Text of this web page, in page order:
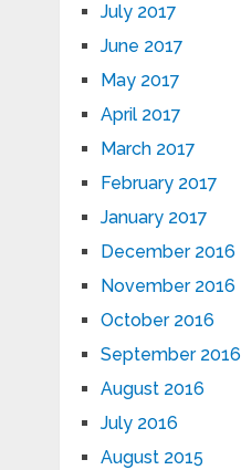
July 2017
June 2017
May 2017
April 2017
March 2017
February 2017
January 2017
December 2016
November 2016
October 2016
September 2016
August 2016
July 2016
August 2015